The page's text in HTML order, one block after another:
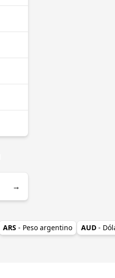
→
ARS - Peso argentino AUD -